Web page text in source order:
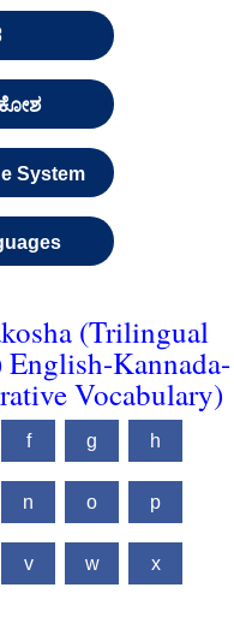
System
(Trilingual
Kannada-
Vocabulary)
f g h
n o p
v w x